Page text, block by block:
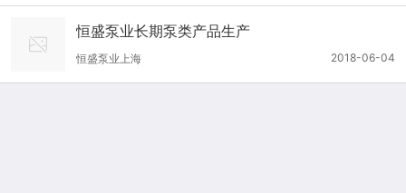
恒盛泵业长期泵类产品生产
2018-06-04
恒盛泵业上海